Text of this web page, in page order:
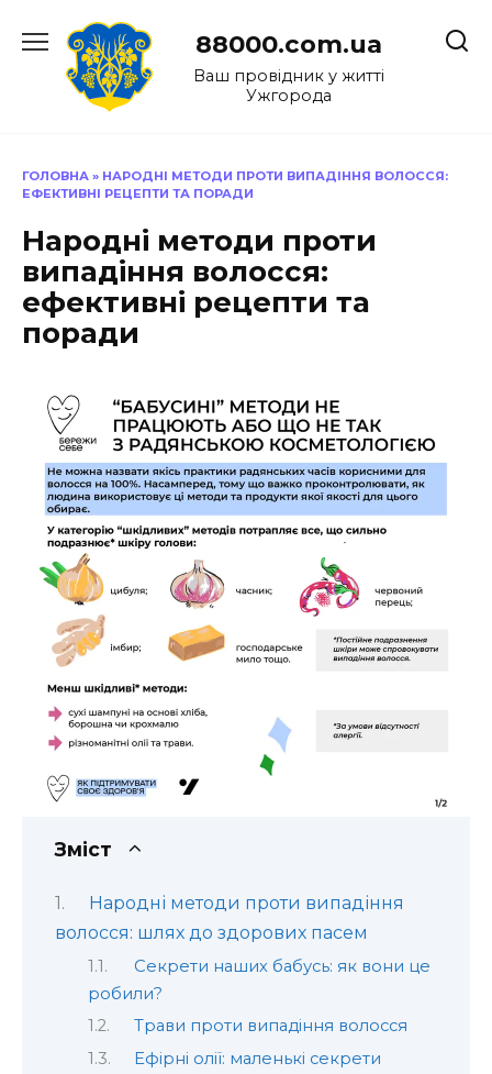
до
88000.com.ua
Ваш провідник у житті
Ужгорода
ГОЛОВНА » НАРОДНІ МЕТОДИ ПРОТИ ВИПАДІННЯ ВОЛОССЯ:
ЕФЕКТИВНІ РЕЦЕПТИ ТА ПОРАДИ
Народні методи проти
випадіння волосся:
ефективні рецепти та
поради
Зміст
Народні методи проти випадіння
волосся: шлях до здорових пасем
Секрети наших бабусь: як вони це
робили?
Трави проти випадіння волосся
Ефірні олії: маленькі секрети